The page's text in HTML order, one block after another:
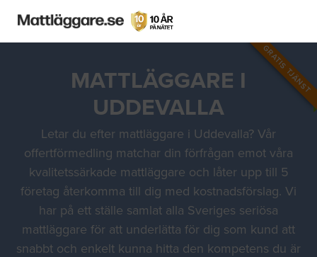
GRATIS TJÄNST
MATTLÄGGARE I
UDDEVALLA
Letar du efter mattläggare i Uddevalla? Vår
offertförmedling matchar din förfrågan emot våra
kvalitetssärkade mattläggare och låter upp till 5
företag återkomma till dig med kostnadsförslag. Vi
har på ett ställe samlat alla Sveriges seriösa
mattläggare för att underlätta för dig som kund att
snabbt och enkelt kunna hitta den kompetens du är